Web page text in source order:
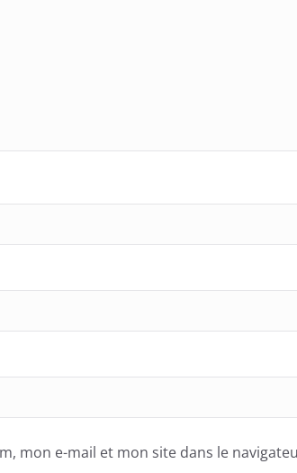
mon e-mail et mon site dans le